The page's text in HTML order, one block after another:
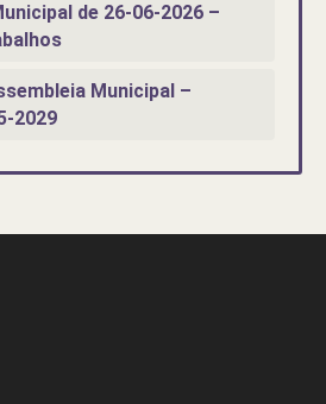
de 26-06-2026 –
Municipal –
2029